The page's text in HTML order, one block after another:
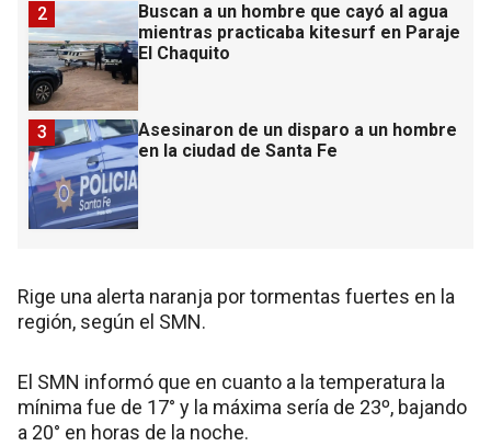
Buscan a un hombre que cayó al agua
mientras practicaba kitesurf en Paraje
El Chaquito
2
Asesinaron de un disparo a un hombre
en la ciudad de Santa Fe
3
Rige una alerta naranja por tormentas fuertes en la
región, según el SMN.
El SMN informó que en cuanto a la temperatura la
mínima fue de 17° y la máxima sería de 23º, bajando
a 20° en horas de la noche.